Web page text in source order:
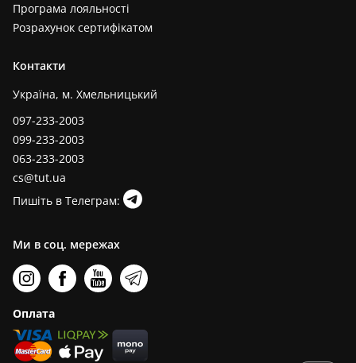
Програма лояльності
Розрахунок сертифікатом
Контакти
Україна, м. Хмельницький
097-233-2003
099-233-2003
063-233-2003
cs@tut.ua
Пишіть в Телеграм:
Ми в соц. мережах
Оплата